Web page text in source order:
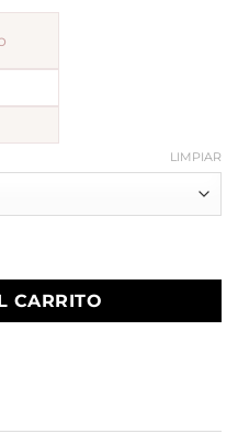
LIMPIAR
CARRITO